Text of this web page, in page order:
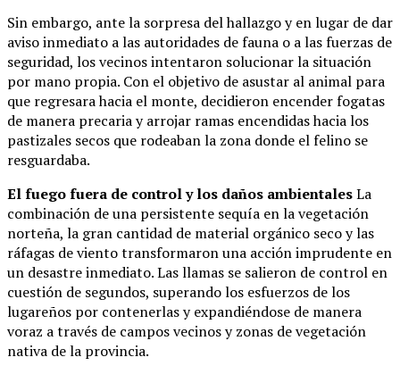
Sin embargo, ante la sorpresa del hallazgo y en lugar de dar
aviso inmediato a las autoridades de fauna o a las fuerzas de
seguridad, los vecinos intentaron solucionar la situación
por mano propia. Con el objetivo de asustar al animal para
que regresara hacia el monte, decidieron encender fogatas
de manera precaria y arrojar ramas encendidas hacia los
pastizales secos que rodeaban la zona donde el felino se
resguardaba.
El fuego fuera de control y los daños ambientalesLa
combinación de una persistente sequía en la vegetación
norteña, la gran cantidad de material orgánico seco y las
ráfagas de viento transformaron una acción imprudente en
un desastre inmediato. Las llamas se salieron de control en
cuestión de segundos, superando los esfuerzos de los
lugareños por contenerlas y expandiéndose de manera
voraz a través de campos vecinos y zonas de vegetación
nativa de la provincia.